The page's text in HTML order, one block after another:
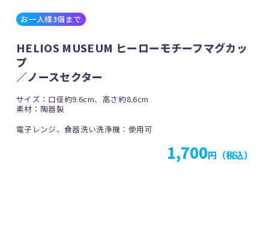
お一人様3個まで
HELIOS MUSEUM ヒーローモチーフマグカッ
プ
／ノースセクター
サイズ：口径約9.6cm、高さ約8.6cm
素材：陶器製
電子レンジ、食器洗い洗浄機：使用可
1,700円（税込）